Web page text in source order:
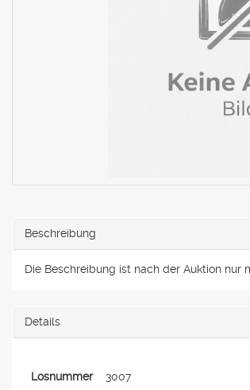
Beschreibung
Die Beschreibung ist nach der Auktion
Details
Losnummer 3007